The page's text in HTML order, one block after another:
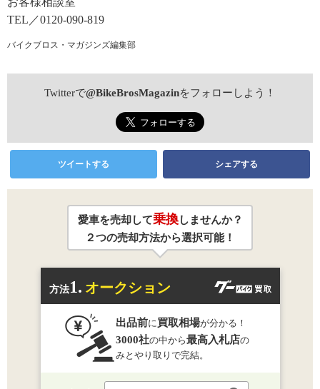
TEL／0120-090-819
バイクブロス・マガジンズ編集部
Twitterで@BikeBrosMagazinをフォローしよう！
ツイートする シェアする
愛車を売却して乗換しませんか？
２つの売却方法から選択可能！
方法1. オークション
出品前に 買取相場が分かる！
3000社の中から最高入札店の
みとやり取りで完結。